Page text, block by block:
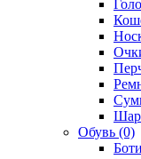
Обувь (0)